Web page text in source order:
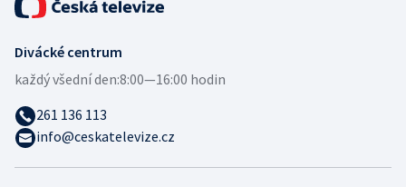
Divácké centrum
každý všední den:8:00—16:00 hodin
261 136 113
info@ceskatelevize.cz